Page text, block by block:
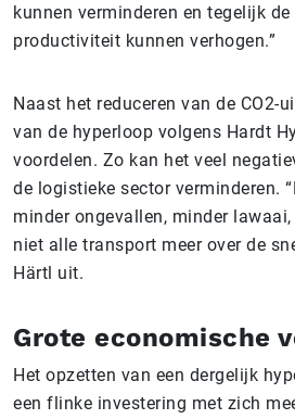
kunnen verminderen en tegelijk
productiviteit kunnen verhogen.”
Naast het reduceren van de CO2-
van de hyperloop volgens Hardt
voordelen. Zo kan het veel
de logistieke sector verminderen.
minder ongevallen, minder
niet alle transport meer over de
Härtl uit.
Grote economische
Het opzetten van een dergelijk
een flinke investering met zich